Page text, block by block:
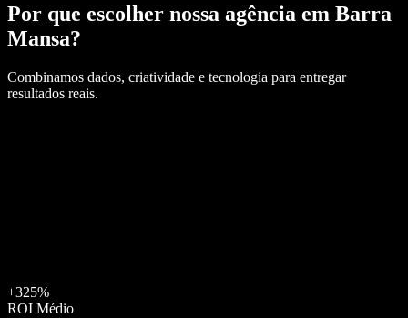
Por que escolher nossa agência em Barra
Mansa?
Combinamos dados, criatividade e tecnologia para entregar
resultados reais.
+325%
ROI Médio